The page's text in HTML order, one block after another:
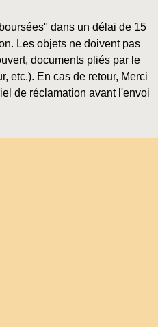
dans un délai de 15
Les objets ne doivent pas
documents pliés par le
etc.). En cas de retour, Merci
de réclamation avant l'envoi